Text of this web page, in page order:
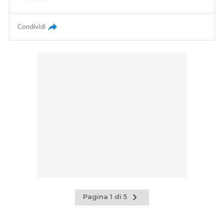
Condividi
Pagina 1 di 5
Pagina
successiva